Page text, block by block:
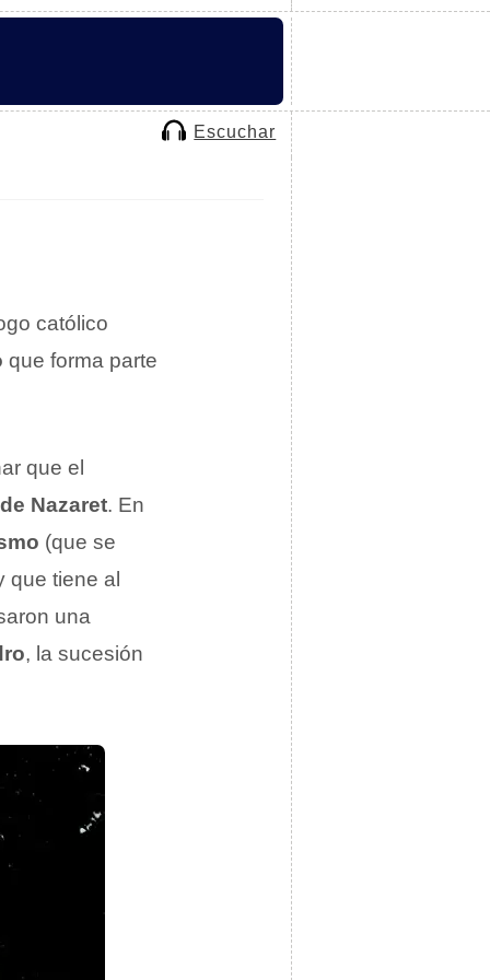
Escuchar
católico
que forma parte
que el
Nazaret. En
(que se
que tiene al
una
, la sucesión